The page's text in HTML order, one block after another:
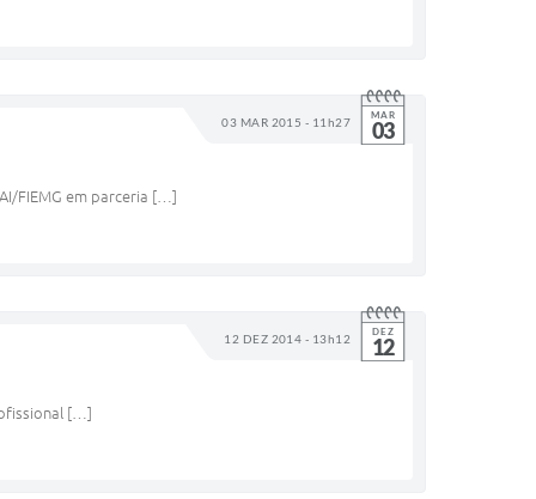
03 MAR 2015 - 11h27 MAR
03
FIEMG em parceria […]
12 DEZ 2014 - 13h12 DEZ
12
[…]